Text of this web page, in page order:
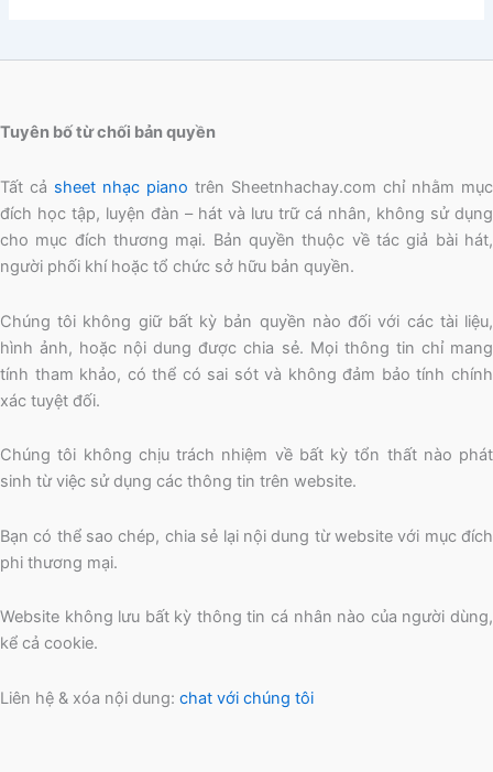
Tuyên bố từ chối bản quyền
Tất cả sheet nhạc piano trên Sheetnhachay.com chỉ nhằm mục
đích học tập, luyện đàn – hát và lưu trữ cá nhân, không sử dụng
cho mục đích thương mại. Bản quyền thuộc về tác giả bài hát,
người phối khí hoặc tổ chức sở hữu bản quyền.
Chúng tôi không giữ bất kỳ bản quyền nào đối với các tài liệu,
hình ảnh, hoặc nội dung được chia sẻ. Mọi thông tin chỉ mang
tính tham khảo, có thể có sai sót và không đảm bảo tính chính
xác tuyệt đối.
Chúng tôi không chịu trách nhiệm về bất kỳ tổn thất nào phát
sinh từ việc sử dụng các thông tin trên website.
Bạn có thể sao chép, chia sẻ lại nội dung từ website với mục đích
phi thương mại.
Website không lưu bất kỳ thông tin cá nhân nào của người dùng,
kể cả cookie.
Liên hệ & xóa nội dung: chat với chúng tôi